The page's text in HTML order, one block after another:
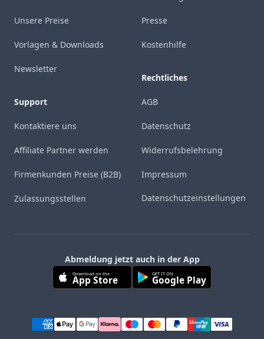
Unsere Preise
Vorlagen & Downloads
Newsletter
Support
Kontaktiere uns
Affiliate Partner werden
Firmenkunden Preise (B2B)
Zulassungsstellen
Presse
Kostenhilfe
Rechtliches
AGB
Datenschutz
Widerrufsbelehrung
Impressum
Datenschutzeinstellungen
Abmeldung jetzt auch in der App
Download on the
App Store GET IT ON
Google Play